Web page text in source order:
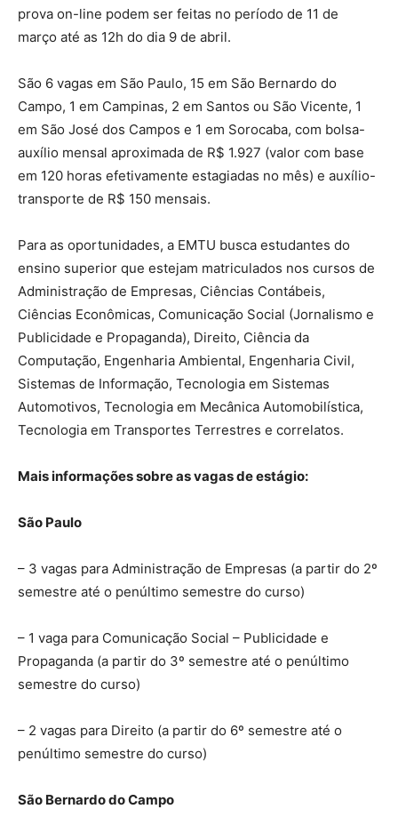
prova on-line podem ser feitas no período de 11 de
março até as 12h do dia 9 de abril.
São 6 vagas em São Paulo, 15 em São Bernardo do
Campo, 1 em Campinas, 2 em Santos ou São Vicente, 1
em São José dos Campos e 1 em Sorocaba, com bolsa-
auxílio mensal aproximada de R$ 1.927 (valor com base
em 120 horas efetivamente estagiadas no mês) e auxílio-
transporte de R$ 150 mensais.
Para as oportunidades, a EMTU busca estudantes do
ensino superior que estejam matriculados nos cursos de
Administração de Empresas, Ciências Contábeis,
Ciências Econômicas, Comunicação Social (Jornalismo e
Publicidade e Propaganda), Direito, Ciência da
Computação, Engenharia Ambiental, Engenharia Civil,
Sistemas de Informação, Tecnologia em Sistemas
Automotivos, Tecnologia em Mecânica Automobilística,
Tecnologia em Transportes Terrestres e correlatos.
Mais informações sobre as vagas de estágio:
São Paulo
– 3 vagas para Administração de Empresas (a partir do 2º
semestre até o penúltimo semestre do curso)
– 1 vaga para Comunicação Social – Publicidade e
Propaganda (a partir do 3º semestre até o penúltimo
semestre do curso)
– 2 vagas para Direito (a partir do 6º semestre até o
penúltimo semestre do curso)
São Bernardo do Campo